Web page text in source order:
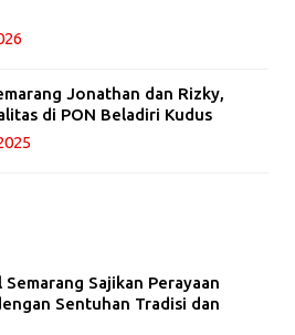
Jonathan dan Rizky,
di PON Beladiri Kudus
Semarang Sajikan Perayaan
Sentuhan Tradisi dan